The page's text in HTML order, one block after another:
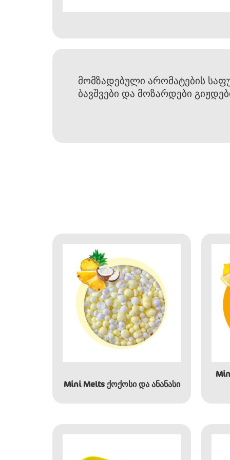
მომზადებული არომატების
ბავშვები და მოზარდები
Mini Melts ქოქოსი და ანანასი